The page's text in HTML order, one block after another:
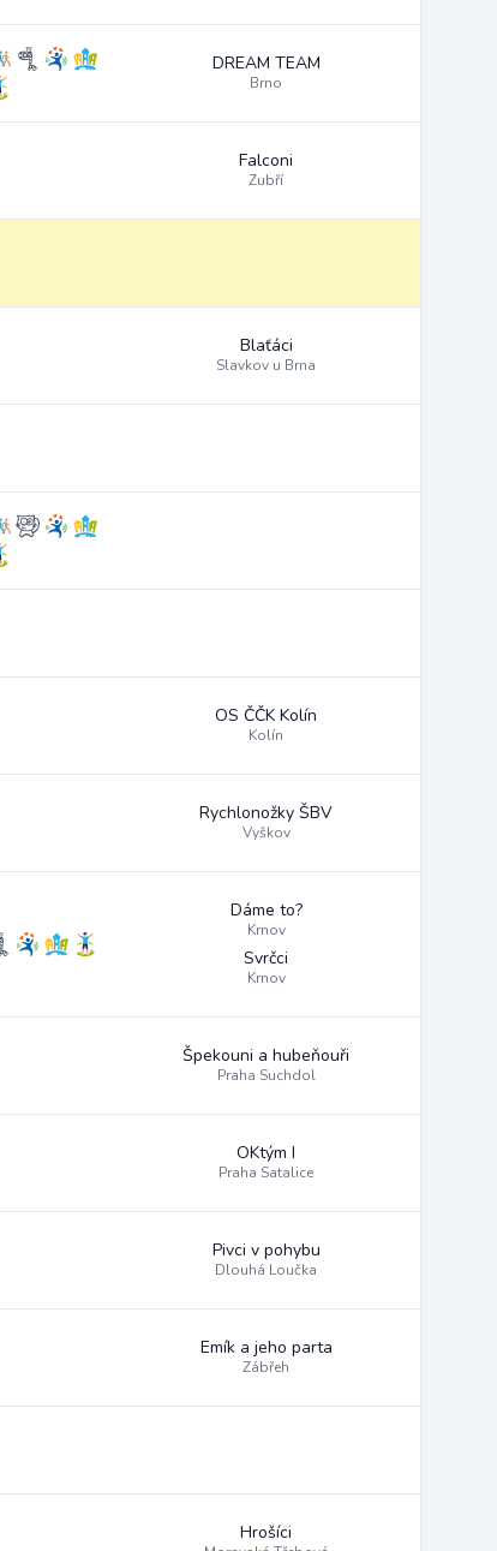
DREAM TEAM
Brno
Falconi
Zubří
Blaťáci
Slavkov u Brna
OS ČČK Kolín
Kolín
Rychlonožky ŠBV
Vyškov
Dáme to?
Krnov
Svrčci
Krnov
Špekouni a hubeňouři
Praha Suchdol
OKtým I
Praha Satalice
Pivci v pohybu
Dlouhá Loučka
Emík a jeho parta
Zábřeh
Hrošíci